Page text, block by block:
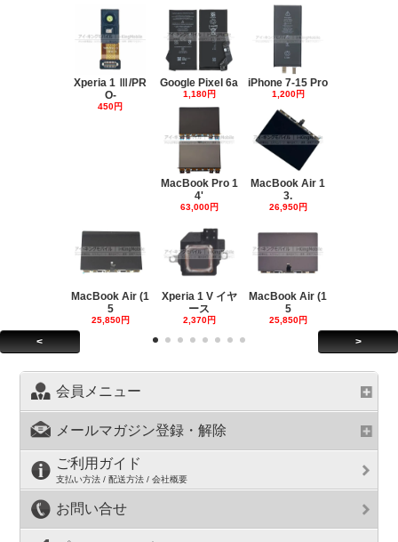
Xperia 1 Ⅲ/PR
O-
450円
Google Pixel 6a
1,180円
iPhone 7-15 Pro
1,200円
MacBook Pro 1
4'
63,000円
MacBook Air 1
3.
26,950円
MacBook Air (1
5
25,850円
Xperia 1 V イヤ
ース
2,370円
MacBook Air (1
5
25,850円
< >
会員メニュー
メールマガジン登録・解除
ご利用ガイド
支払い方法 / 配送方法 / 会社概要
お問い合せ